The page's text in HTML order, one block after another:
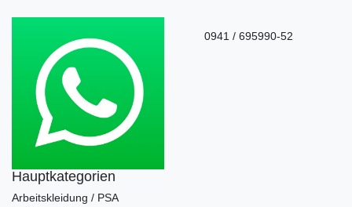
0941 / 695990-52
Hauptkategorien
Arbeitskleidung / PSA